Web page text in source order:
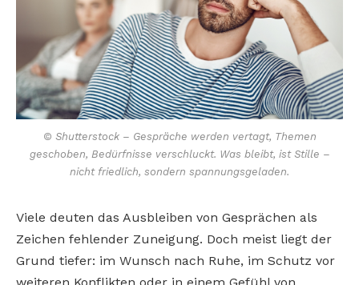
© Shutterstock – Gespräche werden vertagt, Themen
geschoben, Bedürfnisse verschluckt. Was bleibt, ist Stille –
nicht friedlich, sondern spannungsgeladen.
Viele deuten das Ausbleiben von Gesprächen als
Zeichen fehlender Zuneigung. Doch meist liegt der
Grund tiefer: im Wunsch nach Ruhe, im Schutz vor